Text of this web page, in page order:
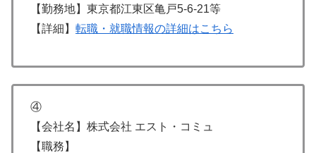
【勤務地】東京都江東区亀戸5-6-21等
【詳細】 転職・就職情報の詳細はこちら
④
【会社名】株式会社 エスト・コミュ
【職務】